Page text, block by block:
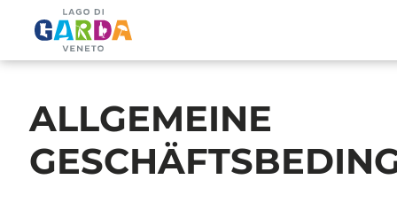
ALLGEMEINE